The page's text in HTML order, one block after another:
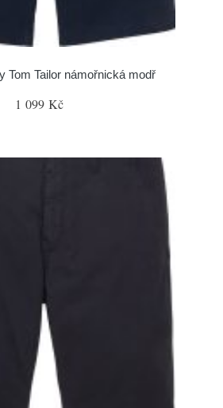
Tom Tailor námořnická modř
1 099 Kč